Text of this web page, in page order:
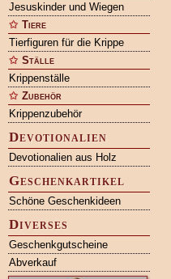
Jesuskinder und Wiegen
Tiere
Tierfiguren für die Krippe
Ställe
Krippenställe
Zubehör
Krippenzubehör
Devotionalien
Devotionalien aus Holz
Geschenkartikel
Schöne Geschenkideen
Diverses
Geschenkgutscheine
Abverkauf